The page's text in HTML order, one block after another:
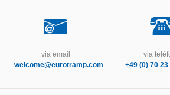
via email
welcome@eurotramp.com
via
+49 (0) 70 23